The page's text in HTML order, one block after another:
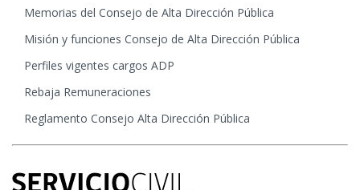
Memorias del Consejo de Alta Dirección Pública
Misión y funciones Consejo de Alta Dirección Pública
Perfiles vigentes cargos ADP
Rebaja Remuneraciones
Reglamento Consejo Alta Dirección Pública